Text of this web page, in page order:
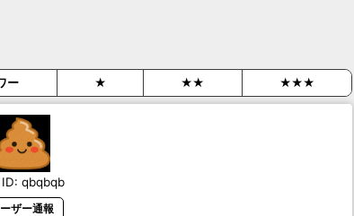
ー ★ ★★ ★★★
ID: qbqbqb
ザー通報